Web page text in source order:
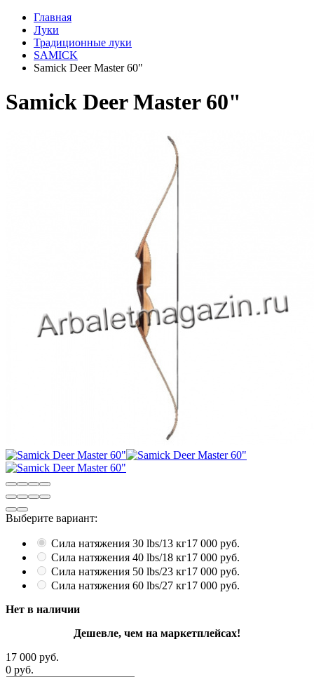
Главная
Луки
Традиционные луки
SAMICK
Samick Deer Master 60"
Samick Deer Master 60"
Выберите вариант:
Сила натяжения 30 lbs/13 кг17 000 руб.
Сила натяжения 40 lbs/18 кг17 000 руб.
Сила натяжения 50 lbs/23 кг17 000 руб.
Сила натяжения 60 lbs/27 кг17 000 руб.
Нет в наличии
Дешевле, чем на маркетплейсах!
17 000 руб.
0 руб.